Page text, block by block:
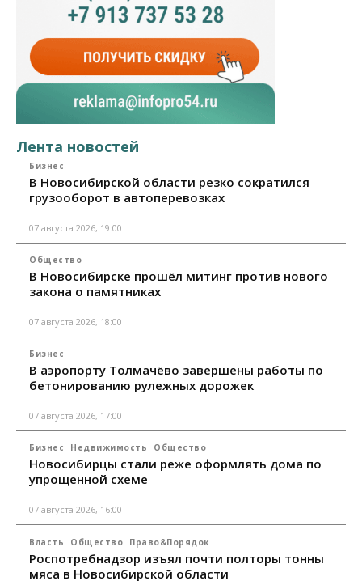
Лента новостей
Бизнес
В Новосибирской области резко сократился
грузооборот в автоперевозках
07 августа 2026, 19:00
Общество
В Новосибирске прошёл митинг против нового
закона о памятниках
07 августа 2026, 18:00
Бизнес
В аэропорту Толмачёво завершены работы по
бетонированию рулежных дорожек
07 августа 2026, 17:00
Бизнес Недвижимость Общество
Новосибирцы стали реже оформлять дома по
упрощенной схеме
07 августа 2026, 16:00
Власть Общество Право&Порядок
Роспотребнадзор изъял почти полторы тонны
мяса в Новосибирской области